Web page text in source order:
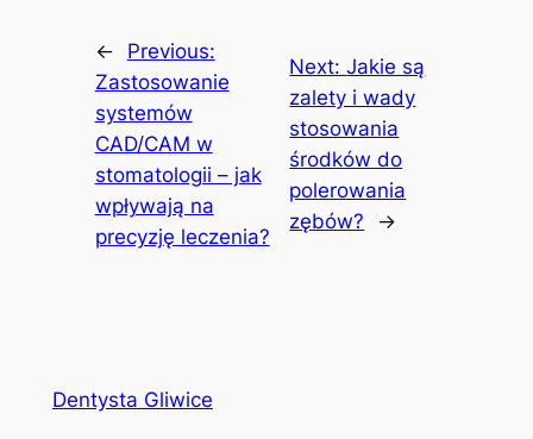
←
Previous:
Zastosowanie
systemów
CAD/CAM w
stomatologii – jak
wpływają na
precyzję leczenia?
Next:Jakie są
zalety i wady
stosowania
środków do
polerowania
zębów?
→
Dentysta Gliwice